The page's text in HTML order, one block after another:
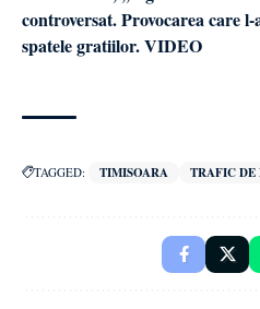
controversat. Provocarea care
spatele gratiilor. VIDEO
TAGGED: TIMISOARA TRAFIC DE